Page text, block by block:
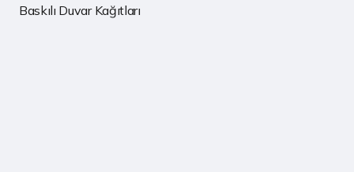
Salon Duvar Kağıtları